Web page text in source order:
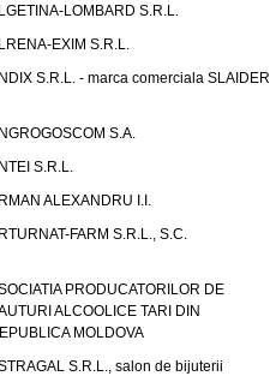
LOMBARD S.R.L.
EXIM S.R.L.
S.R.L. - marca comerciala SLAIDER
S.A.
S.R.L.
ALEXANDRU I.I.
FARM S.R.L., S.C.
PRODUCATORILOR DE
ALCOOLICE TARI DIN
MOLDOVA
S.R.L., salon de bijuterii